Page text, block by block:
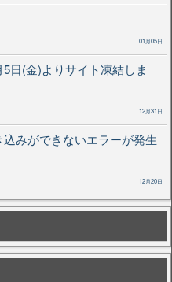
01月05日
5日(金)よりサイト凍結しま
12月31日
みができないエラーが発生
12月20日